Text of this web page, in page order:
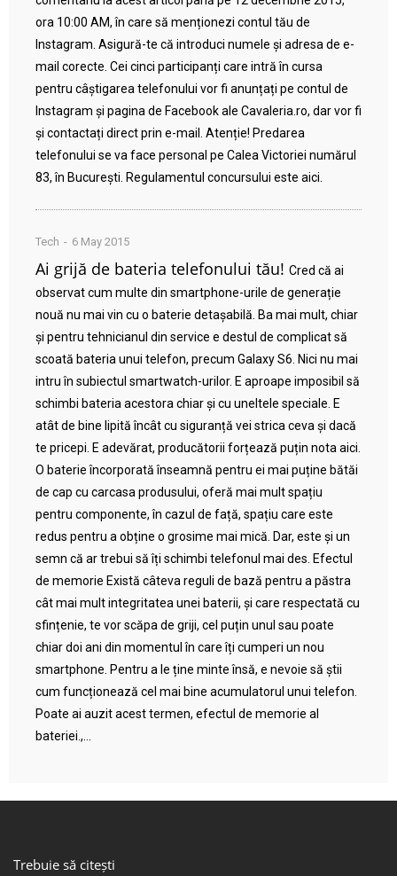
ora 10:00 AM, în care să menționezi contul tău de
Instagram. Asigură-te că introduci numele și adresa de e-
mail corecte. Cei cinci participanți care intră în cursa
pentru câștigarea telefonului vor fi anunțați pe contul de
Instagram și pagina de Facebook ale Cavaleria.ro, dar vor fi
și contactați direct prin e-mail. Atenție! Predarea
telefonului se va face personal pe Calea Victoriei numărul
83, în București. Regulamentul concursului este aici.
Tech 6 May 2015
Ai grijă de bateria telefonului tău! Cred că ai
observat cum multe din smartphone-urile de generație
nouă nu mai vin cu o baterie detașabilă. Ba mai mult, chiar
și pentru tehnicianul din service e destul de complicat să
scoată bateria unui telefon, precum Galaxy S6. Nici nu mai
intru în subiectul smartwatch-urilor. E aproape imposibil să
schimbi bateria acestora chiar și cu uneltele speciale. E
atât de bine lipită încât cu siguranță vei strica ceva și dacă
te pricepi. E adevărat, producătorii forțează puțin nota aici.
O baterie încorporată înseamnă pentru ei mai puține bătăi
de cap cu carcasa produsului, oferă mai mult spațiu
pentru componente, în cazul de față, spațiu care este
redus pentru a obține o grosime mai mică. Dar, este și un
semn că ar trebui să îți schimbi telefonul mai des. Efectul
de memorie Există câteva reguli de bază pentru a păstra
cât mai mult integritatea unei baterii, și care respectată cu
sfințenie, te vor scăpa de griji, cel puțin unul sau poate
chiar doi ani din momentul în care îți cumperi un nou
smartphone. Pentru a le ține minte însă, e nevoie să știi
cum funcționează cel mai bine acumulatorul unui telefon.
Poate ai auzit acest termen, efectul de memorie al
bateriei.,...
Trebuie să citești